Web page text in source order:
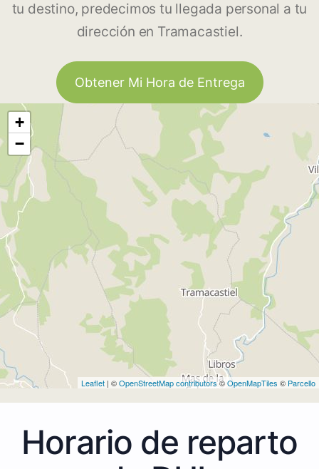
tu destino, predecimos tu llegada personal a tu
dirección en Tramacastiel.
Obtener Mi Hora de Entrega
+
−
Leaflet | ©OpenStreetMap contributors©OpenMapTiles © Parcello
Horario de reparto